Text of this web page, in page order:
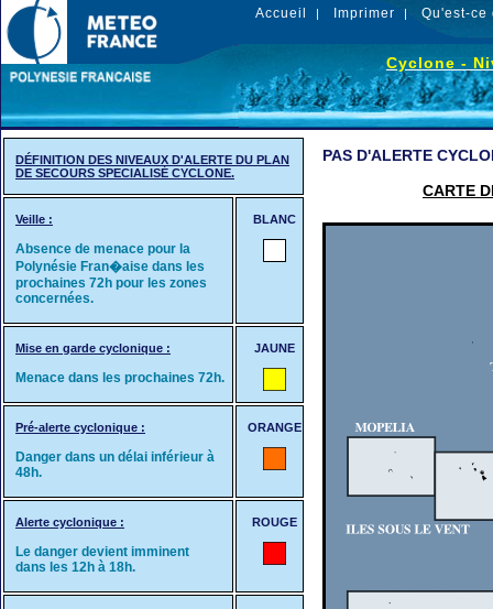
Accueil | Imprimer | Qu'est-
Cyclone -
DÉFINITION DES NIVEAUX D'ALERTE DU PLAN
DE SECOURS SPECIALISÉ CYCLONE.
Veille :
Absence de menace pour la
Polynésie Fran�aise dans les
prochaines 72h pour les zones
concernées.
BLANC
Mise en garde cyclonique :
Menace dans les prochaines 72h.
JAUNE
Pré-alerte cyclonique :
Danger dans un délai inférieur à
48h.
ORANGE
Alerte cyclonique :
Le danger devient imminent
dans les 12h à 18h.
ROUGE
PAS D'ALERTE
CARTE